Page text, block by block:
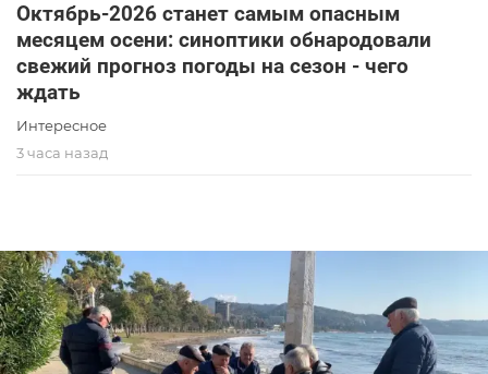
Октябрь-2026 станет самым опасным
месяцем осени: синоптики обнародовали
свежий прогноз погоды на сезон - чего
ждать
Интересное
3 часа назад